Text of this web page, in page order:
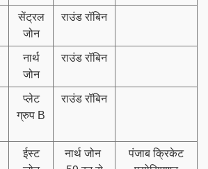
सेंट्रल
जोन
राउंड रॉबिन
नार्थ
जोन
राउंड रॉबिन
प्लेट
ग्रुप B
राउंड रॉबिन
ईस्ट
नार्थ जोन
पंजाब क्रिकेट